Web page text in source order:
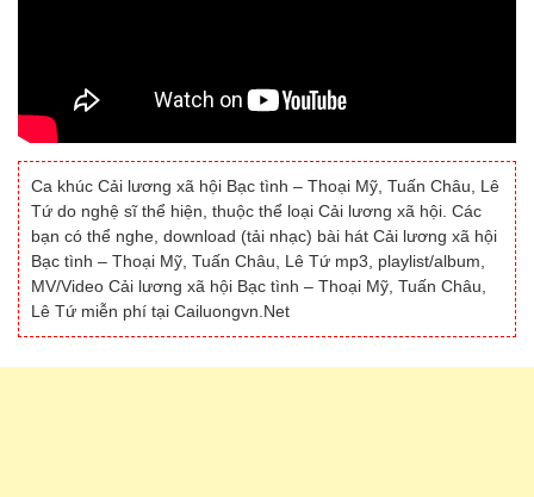
Ca khúc Cải lương xã hội Bạc tình – Thoại Mỹ, Tuấn Châu, Lê
Tứ do nghệ sĩ thể hiện, thuộc thể loại Cải lương xã hội. Các
bạn có thể nghe, download (tải nhạc) bài hát Cải lương xã hội
Bạc tình – Thoại Mỹ, Tuấn Châu, Lê Tứ mp3, playlist/album,
MV/Video Cải lương xã hội Bạc tình – Thoại Mỹ, Tuấn Châu,
Lê Tứ miễn phí tại Cailuongvn.Net